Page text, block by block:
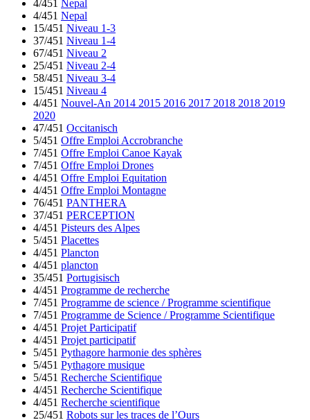
4/451 Nepal
4/451 Nepal
15/451 Niveau 1-3
37/451 Niveau 1-4
67/451 Niveau 2
25/451 Niveau 2-4
58/451 Niveau 3-4
15/451 Niveau 4
4/451 Nouvel-An 2014 2015 2016 2017 2018 2018 2019
2020
47/451 Occitanisch
5/451 Offre Emploi Accrobranche
7/451 Offre Emploi Canoe Kayak
7/451 Offre Emploi Drones
4/451 Offre Emploi Equitation
4/451 Offre Emploi Montagne
76/451 PANTHERA
37/451 PERCEPTION
4/451 Pisteurs des Alpes
5/451 Placettes
4/451 Plancton
4/451 plancton
35/451 Portugisisch
4/451 Programme de recherche
7/451 Programme de science / Programme scientifique
7/451 Programme de Science / Programme Scientifique
4/451 Projet Participatif
4/451 Projet participatif
5/451 Pythagore harmonie des sphères
5/451 Pythagore musique
5/451 Recherche Scientifique
4/451 Recherche Scientifique
4/451 Recherche scientifique
25/451 Robots sur les traces de l’Ours